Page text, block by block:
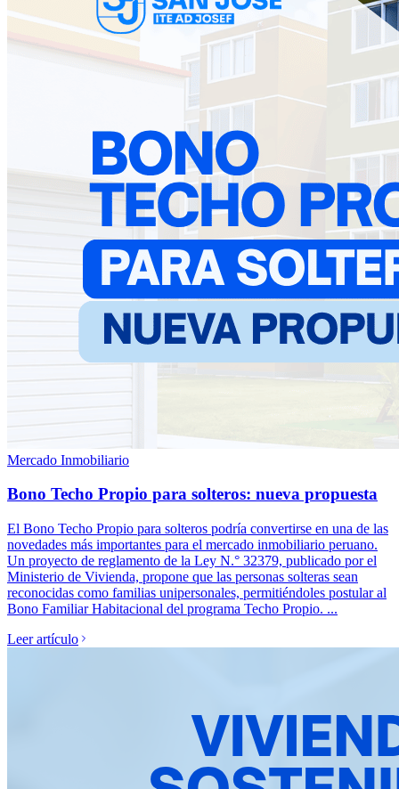
Mercado Inmobiliario
Bono Techo Propio para solteros: nueva propuesta
El Bono Techo Propio para solteros podría convertirse en una de las
novedades más importantes para el mercado inmobiliario peruano.
Un proyecto de reglamento de la Ley N.° 32379, publicado por el
Ministerio de Vivienda, propone que las personas solteras sean
reconocidas como familias unipersonales, permitiéndoles postular al
Bono Familiar Habitacional del programa Techo Propio. ...
Leer artículo